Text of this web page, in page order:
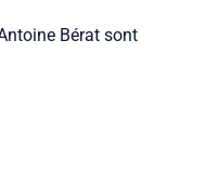
Bérat sont